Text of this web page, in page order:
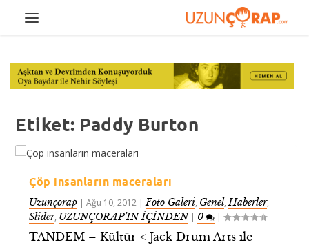
Etiket: Paddy Burton
Çöp insanların maceraları
Uzunçorap |Ağu 10, 2012 |Foto Galeri, Genel,Haberler,
Slider, UZUNÇORAP’IN İÇİNDEN| 0 |
TANDEM – Kültür < Jack Drum Arts ile